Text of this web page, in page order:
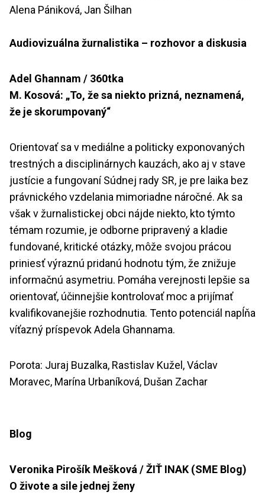
Alena Pániková, Jan Šilhan
Audiovizuálna žurnalistika – rozhovor a diskusia
Adel Ghannam / 360tka
M. Kosová: „To, že sa niekto prizná, neznamená,
že je skorumpovaný“
Orientovať sa v mediálne a politicky exponovaných
trestných a disciplinárnych kauzách, ako aj v stave
justície a fungovaní Súdnej rady SR, je pre laika bez
právnického vzdelania mimoriadne náročné. Ak sa
však v žurnalistickej obci nájde niekto, kto týmto
témam rozumie, je odborne pripravený a kladie
fundované, kritické otázky, môže svojou prácou
priniesť výraznú pridanú hodnotu tým, že znižuje
informačnú asymetriu. Pomáha verejnosti lepšie sa
orientovať, účinnejšie kontrolovať moc a prijímať
kvalifikovanejšie rozhodnutia. Tento potenciál napĺňa
víťazný príspevok Adela Ghannama.
Porota: Juraj Buzalka, Rastislav Kužel, Václav
Moravec, Marína Urbaníková, Dušan Zachar
Blog
Veronika Pirošík Mešková / ŽIŤ INAK (SME Blog)
O živote a sile jednej ženy